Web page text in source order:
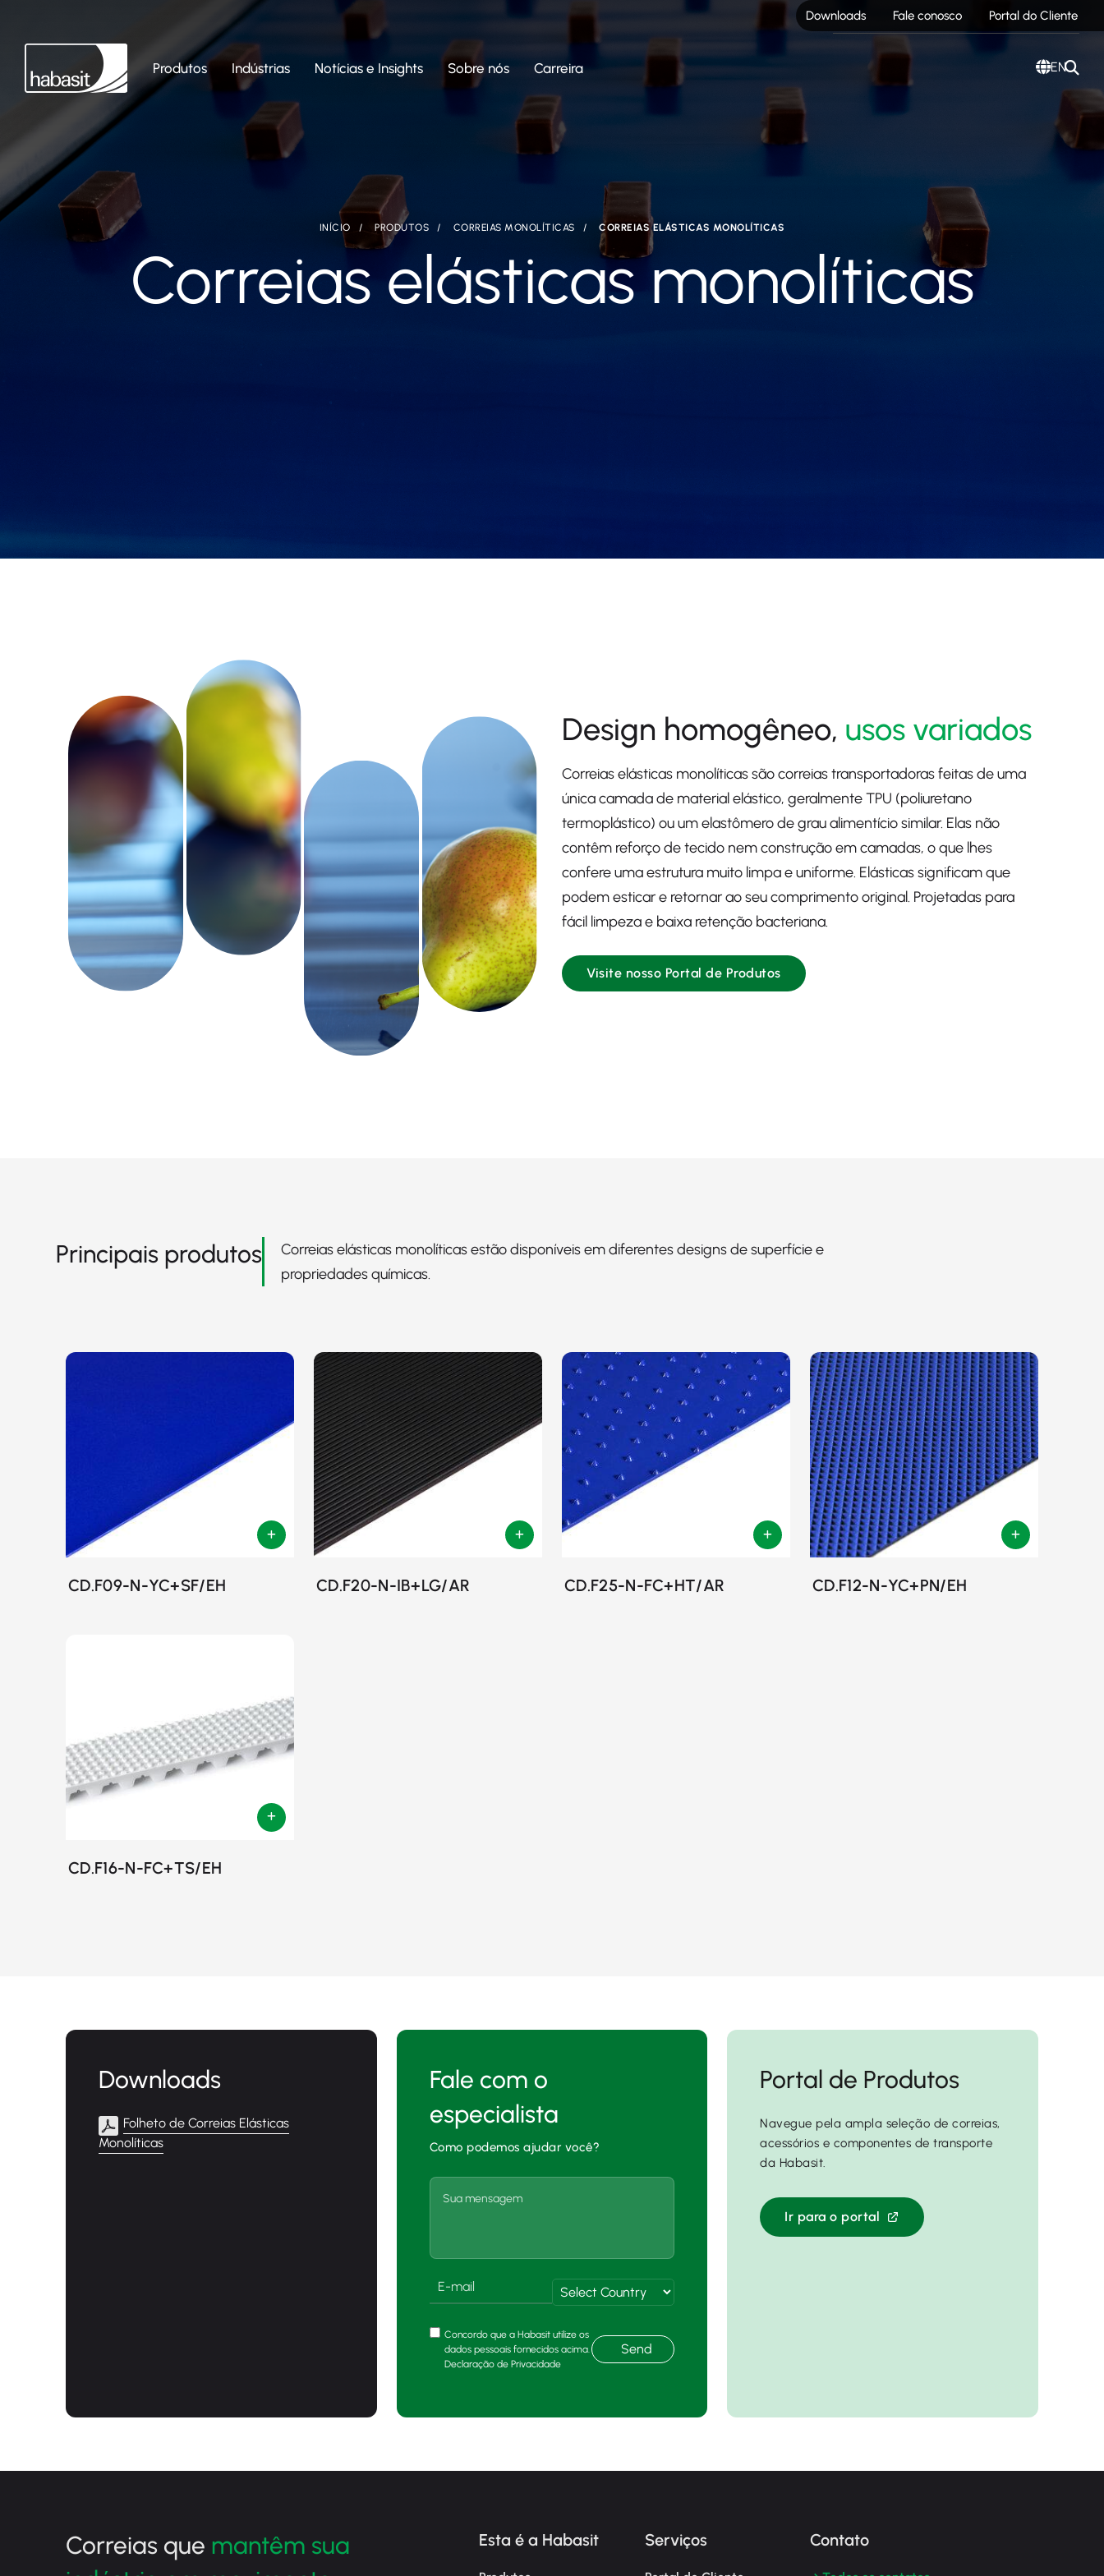
Downloads Fale conosco Portal do Cliente
Produtos Indústrias Notícias e Insights Sobre nós Carreira EN
INÍCIO PRODUTOS CORREIAS MONOLÍTICAS CORREIAS ELÁSTICAS MONOLÍTICAS
Correias elásticas monolíticas
Design homogêneo, usos variados
Correias elásticas monolíticas são correias transportadoras feitas de uma
única camada de material elástico, geralmente TPU (poliuretano
termoplástico) ou um elastômero de grau alimentício similar. Elas não
contêm reforço de tecido nem construção em camadas, o que lhes
confere uma estrutura muito limpa e uniforme. Elásticas significam que
podem esticar e retornar ao seu comprimento original. Projetadas para
fácil limpeza e baixa retenção bacteriana.
Visite nosso Portal de Produtos
Principais produtos
Correias elásticas monolíticas estão disponíveis em diferentes designs de superfície e
propriedades químicas.
CD.F09-N-YC+SF/EH CD.F20-N-IB+LG/AR CD.F25-N-FC+HT/AR CD.F12-N-YC+PN/EH
CD.F16-N-FC+TS/EH
Downloads
Folheto de Correias Elásticas
Monolíticas
Fale com o
especialista
Como podemos ajudar você?
Concordo que a Habasit utilize os
dados pessoais fornecidos acima.
Declaração de Privacidade
Send
Portal de Produtos
Navegue pela ampla seleção de correias,
acessórios e componentes de transporte
da Habasit.
Ir para o portal
Correias que mantêm sua
Esta é a Habasit Serviços Contato